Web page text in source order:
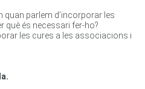
quan parlem d’incorporar les
què és necessari fer-ho?
les cures a les associacions i